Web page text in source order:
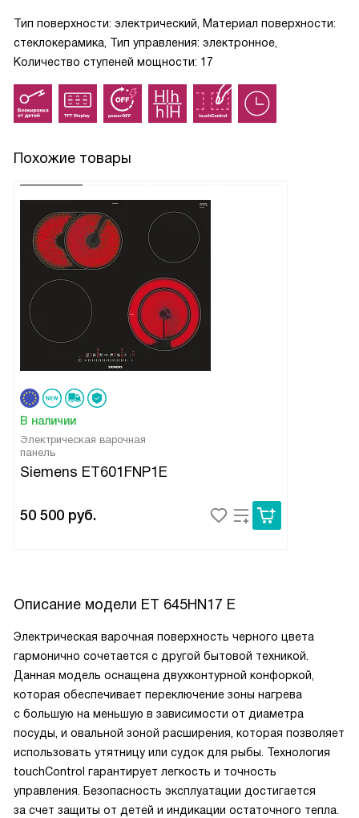
Тип поверхности: электрический, Материал поверхности:
стеклокерамика, Тип управления: электронное,
Количество ступеней мощности: 17
Похожие товары
В наличии
Электрическая варочная
панель
Siemens ET601FNP1E
50 500 руб.
Описание модели ET 645HN17 E
Электрическая варочная поверхность черного цвета
гармонично сочетается с другой бытовой техникой.
Данная модель оснащена двухконтурной конфоркой,
которая обеспечивает переключение зоны нагрева
с большую на меньшую в зависимости от диаметра
посуды, и овальной зоной расширения, которая позволяет
использовать утятницу или судок для рыбы. Технология
touchControl гарантирует легкость и точность
управления. Безопасность эксплуатации достигается
за счет защиты от детей и индикации остаточного тепла.